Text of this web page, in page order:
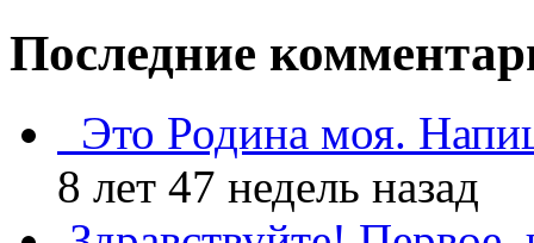
Последние
Это Родина моя.
8 лет 47 недель назад